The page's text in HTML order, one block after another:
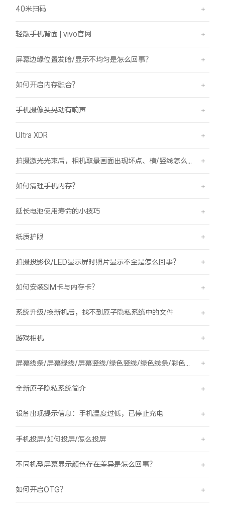
40米扫码
轻敲手机背面 | vivo官网
屏幕边缘位置发暗/显示不均匀是怎么回事？
如何开启内存融合？
手机摄像头晃动有响声
Ultra XDR
如何清理手机内存？
延长电池使用寿命的小技巧
纸质护眼
拍摄投影仪/LED显示屏时照片显示不全是怎么回事？
如何安装SIM卡与内存卡？
系统升级/换新机后，找不到原子隐私系统中的文件
游戏相机
全新原子隐私系统简介
设备出现提示信息：手机温度过低，已停止充电
手机投屏/如何投屏/怎么投屏
不同机型屏幕显示颜色存在差异是怎么回事？
如何开启OTG？